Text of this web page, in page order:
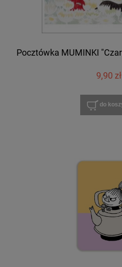
Pocztówka MUMINKI
9,90 zł
do